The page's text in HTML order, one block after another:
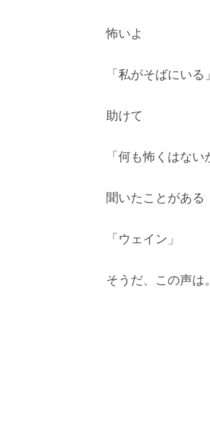
怖いよ
「私がそばにいる」
助けて
「何も怖くはない
聞いたことがある
「ウェイン」
そうだ、この声は。